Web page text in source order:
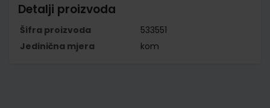
Detalji proizvoda
Šifra proizvoda
533551
Jedinična mjera
kom